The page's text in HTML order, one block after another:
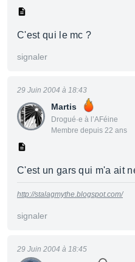
C'est qui le mc ?
signaler
Martis
Drogué·e à l’AFéine
Membre depuis 22 ans
29 Juin 2004 à 18:43
C'est un gars qui m'a ait
http://stalagmythe.blogspot.com/
signaler
29 Juin 2004 à 18:45